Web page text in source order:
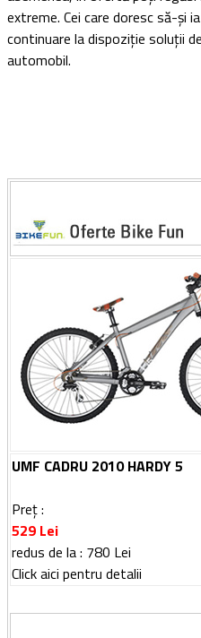
extreme. Cei care doresc să-și
continuare la dispoziție soluții
automobil.
UMF CADRU 2010 HARDY 5
Preț :
529 Lei
redus de la : 780 Lei
Click aici pentru detalii